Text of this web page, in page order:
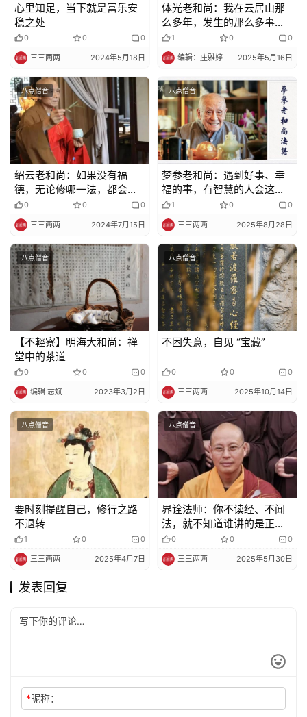
心里知足，当下就是富乐安
稳之处
0 0 0
三三两两 2024年5月18日
体光老和尚：我在云居山那
么多年，发生的那么多事
情，我真算是相信因果了
呀！
1 0 0
编辑：庄雅婷 2025年5月16日
八点僧音
绍云老和尚：如果没有福
德，无论修哪一法，都会有
种种的障碍
0 0 0
三三两两 2024年7月15日
八点僧音
梦参老和尚：遇到好事、幸
福的事，有智慧的人会这样
做1 0 0
三三两两 2025年8月28日
八点僧音
【不輕寮】明海大和尚：禅
堂中的茶道
0 0 0
编辑 志斌 2023年3月2日
八点僧音
不困失意，自见 “宝藏”
0 0 0
三三两两 2025年10月14日
八点僧音
要时刻提醒自己，修行之路
不退转
1 0 0
三三两两 2025年4月7日
八点僧音
界诠法师：你不读经、不闻
法，就不知道谁讲的是正确
的0 0 0
三三两两 2025年5月30日
发表回复
*昵称：